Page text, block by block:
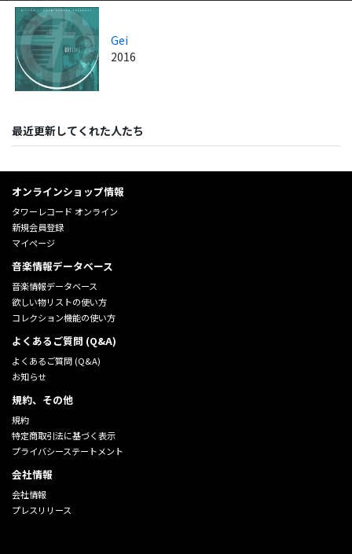
Gei
2016
最近更新してくれた人たち
オンラインショップ情報
タワーレコード オンライン
新規会員登録
マイページ
音楽情報データベース
音楽情報データベース
欲しい物リストの使い方
コレクション機能の使い方
よくあるご質問 (Q&A)
よくあるご質問 (Q&A)
お知らせ
規約、その他
規約
特定商取引法に基づく表示
プライバシーステートメント
会社情報
会社情報
プレスリリース